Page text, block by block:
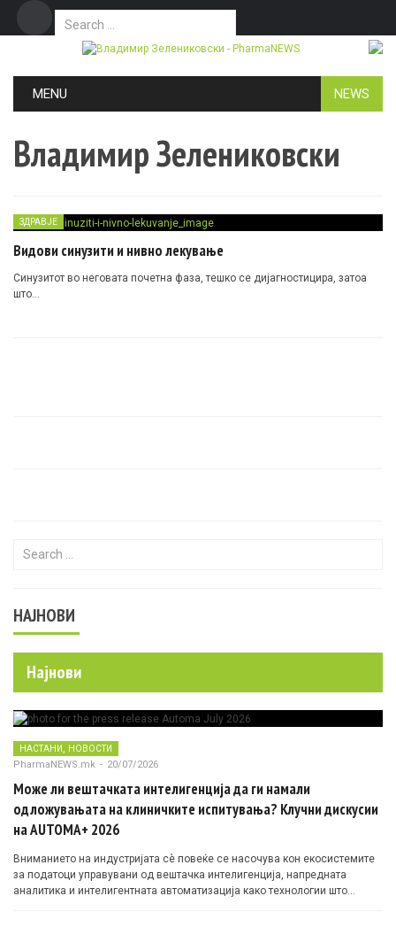
Search for:
MENU NEWS
Владимир Зелениковски
ЗДРАВЈЕ
Видови синузити и нивно лекување
Синузитот во неговата почетна фаза, тешко се дијагностицира, затоа
што…
Search for:
НАЈНОВИ
Најнови
НАСТАНИ НОВОСТИ
PharmaNEWS.mk - 20/07/2026
Може ли вештачката интелигенција да ги намали
одложувањата на клиничките испитувања? Клучни дискусии
на AUTOMA+ 2026
Вниманието на индустријата сè повеќе се насочува кон екосистемите
за податоци управувани од вештачка интелигенција, напредната
аналитика и интелигентната автоматизација како технологии што